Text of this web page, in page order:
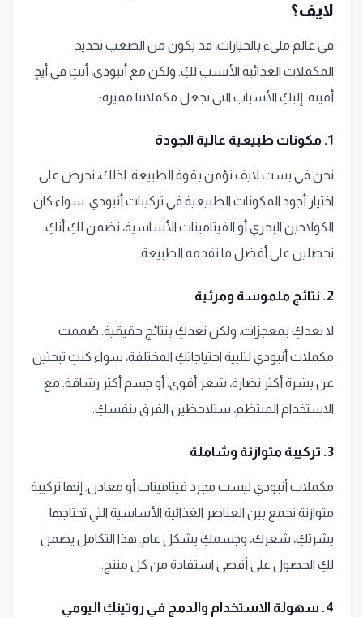
لايف؟
في عالم مليء بالخيارات، قد يكون من الصعب تحديد
المكملات الغذائية الأنسب لكِ. ولكن مع أنبودي، أنتِ في أيدٍ
أمينة. إليكِ الأسباب التي تجعل مكملاتنا مميزة:
1. مكونات طبيعية عالية الجودة
نحن في بست لايف نؤمن بقوة الطبيعة. لذلك، نحرص على
اختيار أجود المكونات الطبيعية في تركيبات أنبودي. سواء كان
الكولاجين البحري أو الفيتامينات الأساسية، نضمن لكِ أنكِ
تحصلين على أفضل ما تقدمه الطبيعة.
2. نتائج ملموسة ومرئية
لا نعدكِ بمعجزات، ولكن نعدكِ بنتائج حقيقية. صُممت
مكملات أنبودي لتلبية احتياجاتكِ المختلفة، سواء كنتِ تبحثين
عن بشرة أكثر نضارة، شعر أقوى، أو جسم أكثر رشاقة. مع
الاستخدام المنتظم، ستلاحظين الفرق بنفسكِ.
3. تركيبة متوازنة وشاملة
مكملات أنبودي ليست مجرد فيتامينات أو معادن. إنها تركيبة
متوازنة تجمع بين العناصر الغذائية الأساسية التي تحتاجها
بشرتكِ، شعركِ، وجسمكِ بشكل عام. هذا التكامل يضمن
لكِ الحصول على أقصى استفادة من كل منتج.
4. سهولة الاستخدام والدمج في روتينكِ اليومي